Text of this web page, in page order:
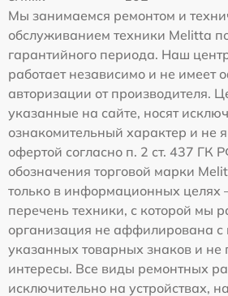
Мы занимаемся ремонтом и
обслуживанием техники Melitta
гарантийного периода. Наш
работает независимо и не имеет
авторизации от производителя.
указанные на сайте, носят
ознакомительный характер и не
офертой согласно п. 2 ст. 437 ГК
обозначения торговой марки
только в информационных целях
перечень техники, с которой мы
организация не аффилирована с
указанных товарных знаков и не
интересы. Все виды ремонтных
исключительно на устройствах,